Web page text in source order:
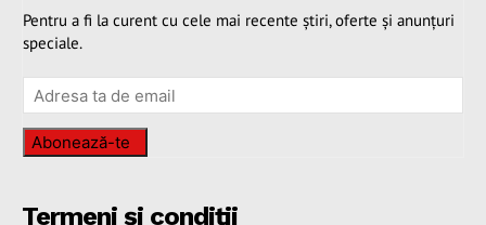
Pentru a fi la curent cu cele mai recente știri, oferte și anunțuri
speciale.
Abonează-te
Termeni și condiții